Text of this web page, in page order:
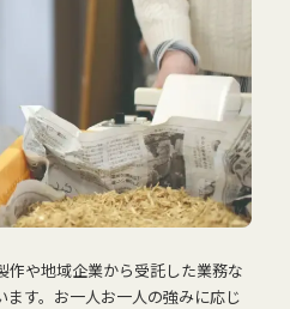
作や地域企業から受託した業務な
ます。お一人お一人の強みに応じ